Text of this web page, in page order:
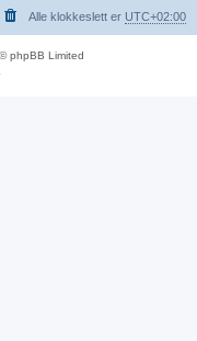
Alle klokkeslett er UTC+02:00
phpBB Limited